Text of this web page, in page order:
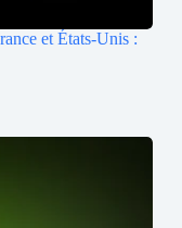
et États-Unis :